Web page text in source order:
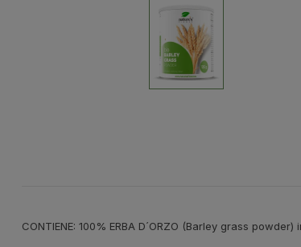
CONTIENE: 100% ERBA D´ORZO (Barley grass powder)